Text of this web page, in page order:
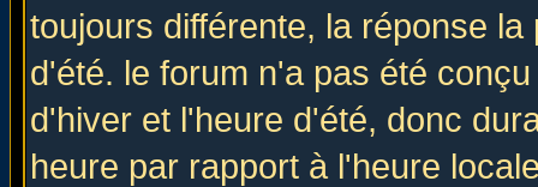
toujours différente, la réponse
d'été. le forum n'a pas été
d'hiver et l'heure d'été, donc
heure par rapport à l'heure